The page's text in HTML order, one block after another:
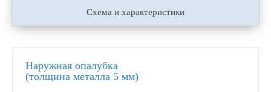
Схема и характеристики
Наружная опалубка
(толщина металла 5 мм)